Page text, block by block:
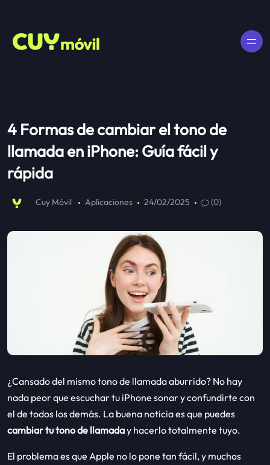
4 Formas de cambiar el tono de
llamada en iPhone: Guía fácil y
rápida
Cuy Móvil Aplicaciones 24/02/2025 (0)
¿Cansado del mismo tono de llamada aburrido? No hay
nada peor que escuchar tu iPhone sonar y confundirte con
el de todos los demás. La buena noticia es que puedes
cambiar tu tono de llamaday hacerlo totalmente tuyo.
El problema es que Apple no lo pone tan fácil, y muchos